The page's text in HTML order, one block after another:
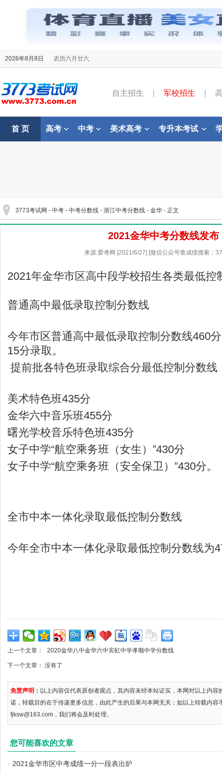
2026年8月8日 农历六月廿六
自主招生 军校招生
首 页 高考 中考 美术高考 专升本考试
3773考试网 - 中考 - 中考分数线 - 浙江中考分数线 - 金华 - 正文
2021金华中考分数线发布
来源:爱考网 [2021/6/27] [微信公众号查成绩搜索：
​2021年金华市区高中段学校招生各类最低控
普通高中最低录取控制分数线
今年市区普通高中最低录取控制分数线460
15分录取。
提前批各特色班录取综合分最低控制分数线
美术特色班435分
金华六中音乐班455分
曙光学校音乐特色班435分
女子中学“航空乘务班（女生）”430分
女子中学“航空乘务班（安全保卫）”430分。
全市中本一体化录取最低控制分数线
今年全市中本一体化录取最低控制分数线为
上一个文章： 2020金华八中金华六中宾虹中学孝顺中学分数线
下一个文章： 没有了
免责声明： 以上内容仅代表原创者观点，其内容未经本站证实，本网对以上内
诺，转载目的在于传递更多信息，由此产生的后果与本网无关；如以上转载内容
fjksw@163.com，我们将会及时处理。
您可能喜欢的文章
· 2021金华市区中考成绩一分一段表出炉